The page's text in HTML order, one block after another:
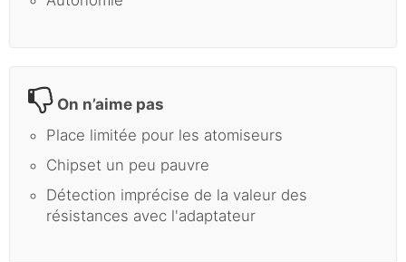
On n’aime pas
Place limitée pour les atomiseurs
Chipset un peu pauvre
Détection imprécise de la valeur des
résistances avec l'adaptateur